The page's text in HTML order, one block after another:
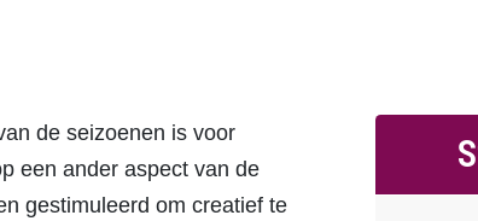
de seizoenen is voor
een ander aspect van de
gestimuleerd om creatief te